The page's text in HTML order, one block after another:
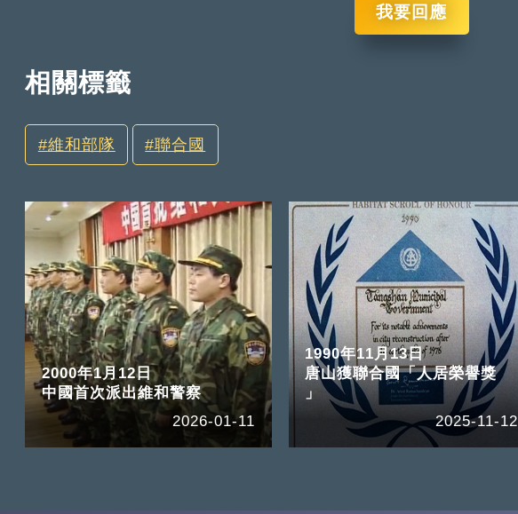
我要回應
相關標籤
維和部隊 聯合國
2000年1月12日
中國首次派出維和警察
2026-01-11
1990年11月13日
唐山獲聯合國「人居榮譽獎
」
2025-11-12